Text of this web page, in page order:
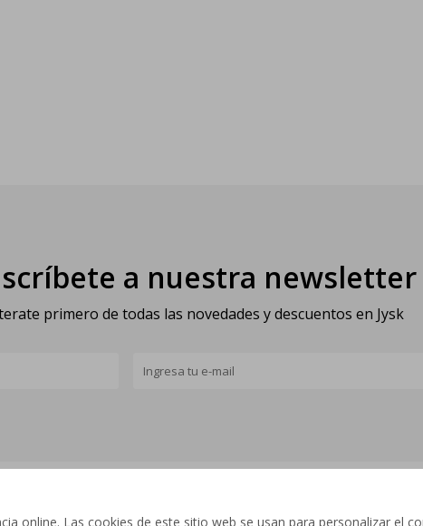
online. Las cookies de este sitio web se usan para personalizar el
a nuestra newsletter
primero de todas las novedades y descuentos en Jysk